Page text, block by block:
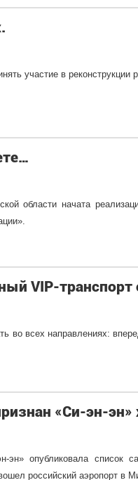
участие в реконструкции
области начата
VIP-транспорт
во всех направлениях:
«Си-эн-
эн» опубликовала список
российский аэропорт в